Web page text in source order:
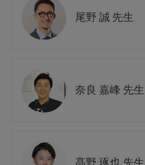
尾野 誠 先生
奈良 嘉峰 先生